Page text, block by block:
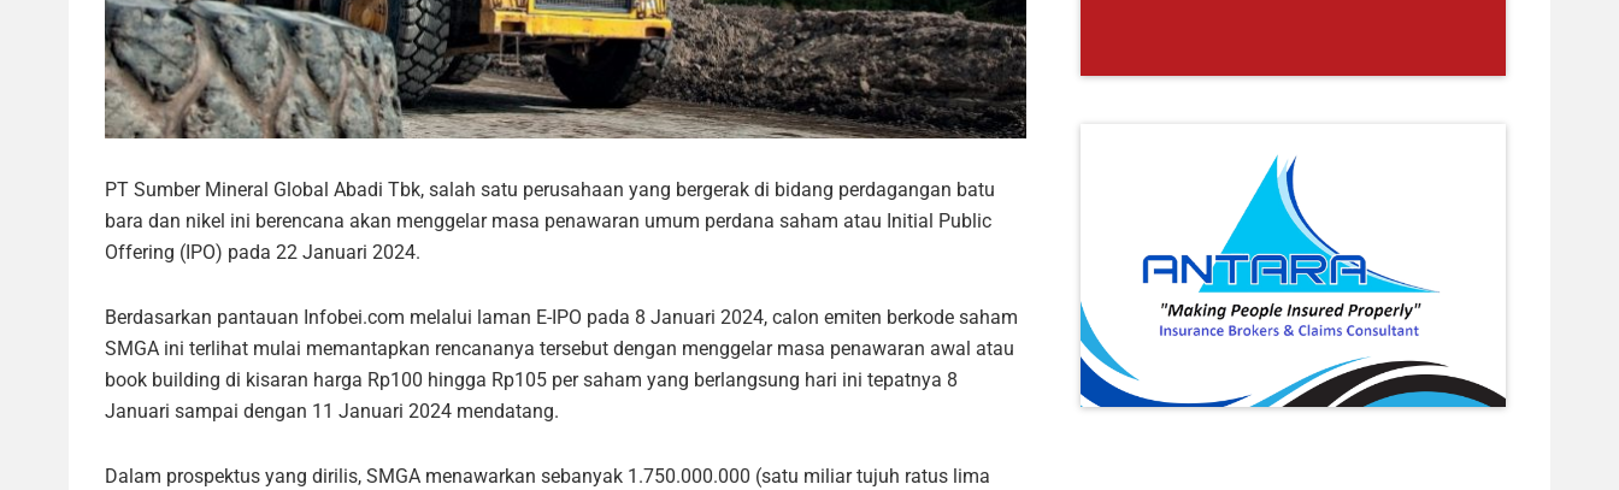
PT Sumber Mineral Global Abadi Tbk, salah satu perusahaan yang bergerak di bidang perdagangan batu
bara dan nikel ini berencana akan menggelar masa penawaran umum perdana saham atau Initial Public
Offering (IPO) pada 22 Januari 2024.
Berdasarkan pantauan Infobei.com melalui laman E-IPO pada 8 Januari 2024, calon emiten berkode saham
SMGA ini terlihat mulai memantapkan rencananya tersebut dengan menggelar masa penawaran awal atau
book building di kisaran harga Rp100 hingga Rp105 per saham yang berlangsung hari ini tepatnya 8
Januari sampai dengan 11 Januari 2024 mendatang.
Dalam prospektus yang dirilis, SMGA menawarkan sebanyak 1.750.000.000 (satu miliar tujuh ratus lima